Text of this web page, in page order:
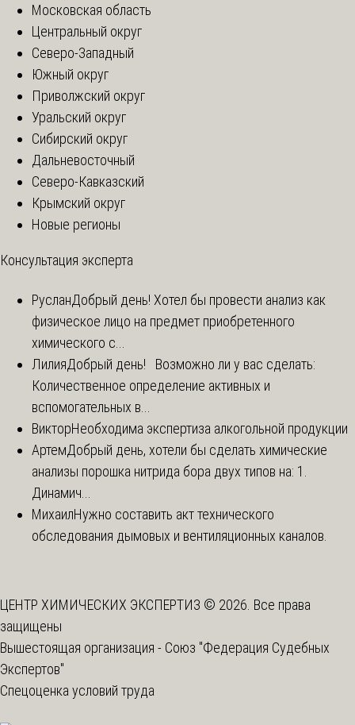
Московская область
Центральный округ
Северо-Западный
Южный округ
Приволжский округ
Уральский округ
Сибирский округ
Дальневосточный
Северо-Кавказский
Крымский округ
Новые регионы
Консультация эксперта
РусланДобрый день! Хотел бы провести анализ как
физическое лицо на предмет приобретенного
химического с...
ЛилияДобрый день! Возможно ли у вас сделать:
Количественное определение активных и
вспомогательных в...
ВикторНеобходима экспертиза алкогольной продукции
АртемДобрый день, хотели бы сделать химические
анализы порошка нитрида бора двух типов на: 1.
Динамич...
МихаилНужно составить акт технического
обследования дымовых и вентиляционных каналов.
ЦЕНТР ХИМИЧЕСКИХ ЭКСПЕРТИЗ © 2026. Все права
защищены
Вышестоящая организация - Союз "Федерация Судебных
Экспертов"
Спецоценка условий труда